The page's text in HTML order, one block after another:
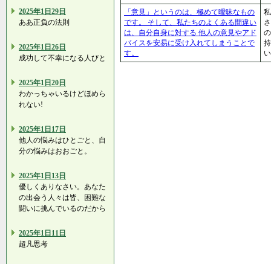
2025年1日29日
ああ正負の法則
2025年1日26日
成功して不幸になる人びと
2025年1日20日
わかっちゃいるけどほめら
れない!
2025年1日17日
他人の悩みはひとごと、自
分の悩みはおおごと。
2025年1日13日
優しくありなさい。あなた
の出会う人々は皆、困難な
闘いに挑んでいるのだから
2025年1日11日
超凡思考
「意見」というのは、極めて曖昧なもの
です。 そして、私たちのよくある間違い
は、自分自身に対する 他人の意見やアド
バイスを安易に受け入れてしまうことで
す。